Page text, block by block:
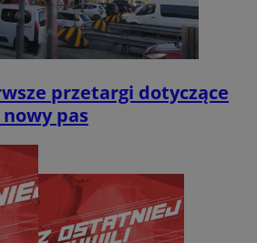
przetargi dotyczące
pas